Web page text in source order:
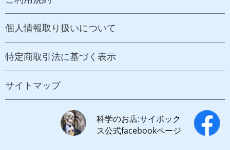
個人情報取り扱いについて
特定商取引法に基づく表示
サイトマップ
科学のお店:サイボック
ス公式facebookページ